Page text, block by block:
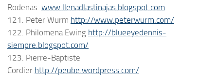
Rodenas www.llenadlastinajas.blogspot.com
121. Peter Wurm http://www.peterwurm.com/
122. Philomena Ewing http://blueeyedennis-
siempre.blogspot.com/
123. Pierre-Baptiste
Cordier http://peube.wordpress.com/